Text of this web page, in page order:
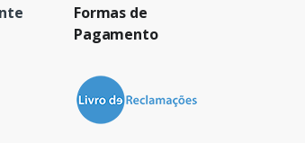
Formas de
Pagamento